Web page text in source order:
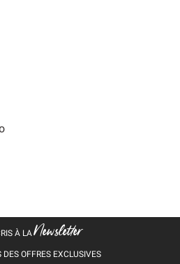
À LANewsletter
DES OFFRES EXCLUSIVES